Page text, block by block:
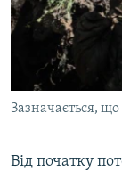
СПЕЦПРОЄКТИ
ПОДКАСТИ
КРИМ РЕАЛІЇ
УКР
Зазначається,
Від початку